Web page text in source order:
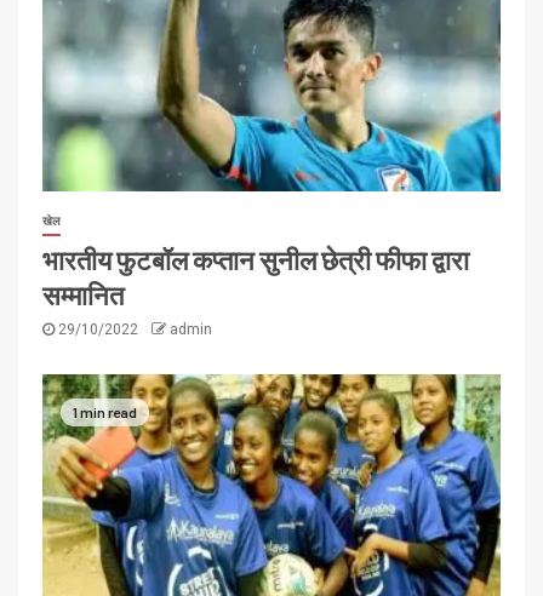
खेल
भारतीय फुटबॉल कप्तान सुनील छेत्री फीफा द्वारा
सम्मानित
29/10/2022 admin
1 min read